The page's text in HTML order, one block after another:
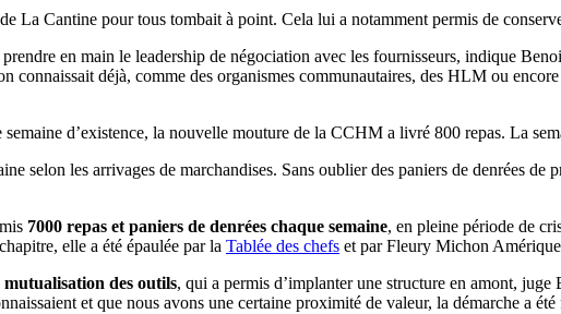
Cantine pour tous tombait à point. Cela lui a notamment permis de
en main le leadership de négociation avec les fournisseurs, indique
connaissait déjà, comme des organismes communautaires, des HLM ou
d’existence, la nouvelle mouture de la CCHM a livré 800 repas. La
selon les arrivages de marchandises. Sans oublier des paniers de denrées de
7000 repas et paniers de denrées chaque semaine, en pleine période de
elle a été épaulée par la Tablée des chefs et par Fleury Michon
mutualisation des outils, qui a permis d’implanter une structure en amont,
et que nous avons une certaine proximité de valeur, la démarche a